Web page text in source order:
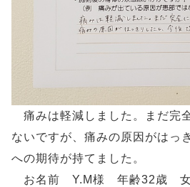
痛みは軽減しました。まだ完
ないですが、痛みの原因がはっ
への期待が持てました。
お名前 Y.M様 年齢32歳